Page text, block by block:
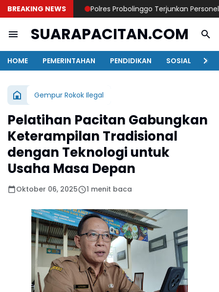
BREAKING NEWS Polres Probolinggo Terjunkan Personel
SUARAPACITAN.COM
HOME PEMERINTAHAN PENDIDIKAN SOSIAL
Gempur Rokok Ilegal
Pelatihan Pacitan Gabungkan
Keterampilan Tradisional
dengan Teknologi untuk
Usaha Masa Depan
Oktober 06, 2025 1 menit baca